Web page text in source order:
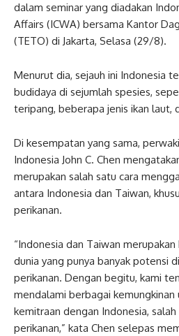
dalam seminar yang diadakan
Affairs (ICWA) bersama Kantor
(TETO) di Jakarta, Selasa (29/8).
Menurut dia, sejauh ini Indonesia
budidaya di sejumlah spesies,
teripang, beberapa jenis ikan laut,
Di kesempatan yang sama,
Indonesia John C. Chen
merupakan salah satu cara
antara Indonesia dan Taiwan,
perikanan.
“Indonesia dan Taiwan
dunia yang punya banyak potensi
perikanan. Dengan begitu, kami
mendalami berbagai kemungkinan
kemitraan dengan Indonesia,
perikanan,” kata Chen selepas